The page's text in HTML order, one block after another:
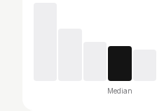
Median